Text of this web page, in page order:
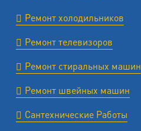
Ремонт холодильников
Ремонт телевизоров
Ремонт стиральных машин
Ремонт швейных машин
Сантехнические Работы